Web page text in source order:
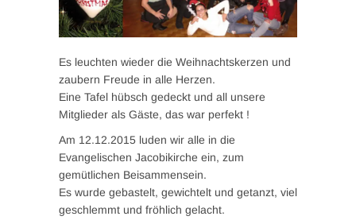
Es leuchten wieder die Weihnachtskerzen und
zaubern Freude in alle Herzen.
Eine Tafel hübsch gedeckt und all unsere
Mitglieder als Gäste, das war perfekt !
Am 12.12.2015 luden wir alle in die
Evangelischen Jacobikirche ein, zum
gemütlichen Beisammensein.
Es wurde gebastelt, gewichtelt und getanzt, viel
geschlemmt und fröhlich gelacht.